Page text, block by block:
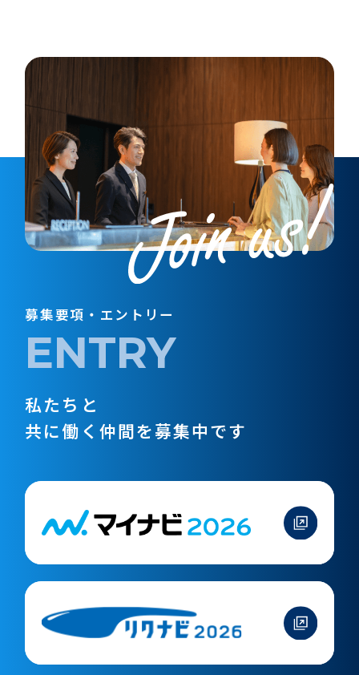
募集要項・エントリー
ENTRY
私たちと
共に働く仲間を募集中です